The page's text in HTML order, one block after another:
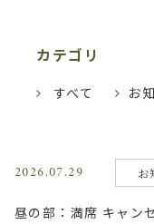
カテゴリ
すべて お
2026.07.29 お
昼の部：満席 キャン